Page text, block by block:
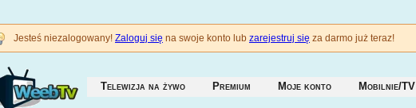
Jesteś niezalogowany! Zaloguj się na swoje konto lub zarejestruj się za darmo już teraz!
Telewizja na żywo Premium Moje konto Mobilnie/TV